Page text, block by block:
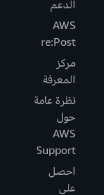
الدعم
AWS
re:Post
مركز
المعرفة
نظرة عامة
حول
AWS
Support
احصل
على